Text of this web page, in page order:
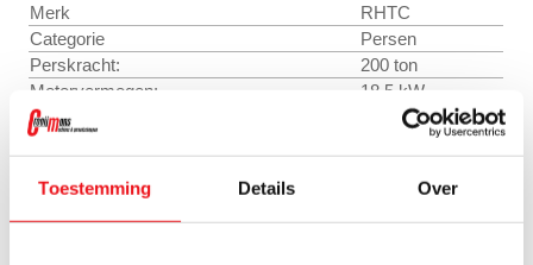
Toestemming Details Over
Merk
RHTC
Categorie
Persen
Perskracht:
200 ton
Motorvermogen:
18,5 kW
Werksnelheid:
5-12 mm/sec
Naderingssnelheid:
130 mm/sec
Cilinderslag:
1000 mm
Tafelafmetingen:
800 x 1000 mm